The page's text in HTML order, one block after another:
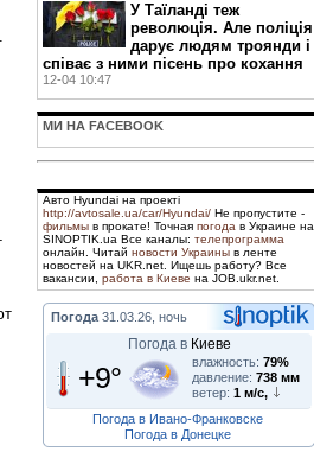
У Таїланді теж
революція. Але поліція
дарує людям троянди і
співає з ними пісень про кохання
12-04 10:47
МИ НА FACEBOOK
Авто Hyundai на проекті
http://avtosale.ua/car/Hyundai/ Не пропустите -
фильмы в прокате! Точная погода в Украине на
SINOPTIK.ua Все каналы: телепрограмма
онлайн. Читай новости Украины в ленте
новостей на UKR.net. Ищешь работу? Все
вакансии, работа в Киеве на JOB.ukr.net.
Погода 31.03.26, ночь
Погода в Киеве
+9° влажность: 79%
давление: 738 мм
ветер: 1 м/с,
Погода в Ивано-Франковске
Погода в Донецке